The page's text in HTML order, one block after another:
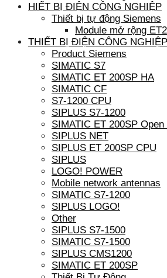
HIẾT BỊ ĐIỆN CÔNG NGHIỆP
Thiết bị tự động Siemens
Module mở rộng
THIẾT BỊ ĐIỆN CÔNG NGHIỆP
Product Siemens
SIMATIC S7
SIMATIC ET 200SP HA
SIMATIC CF
S7-1200 CPU
SIPLUS S7-1200
SIMATIC ET 200SP
SIPLUS NET
SIPLUS ET 200SP CPU
SIPLUS
LOGO! POWER
Mobile network antennas
SIMATIC S7-1200
SIPLUS LOGO!
Other
SIPLUS S7-1500
SIMATIC S7-1500
SIPLUS CMS1200
SIMATIC ET 200SP